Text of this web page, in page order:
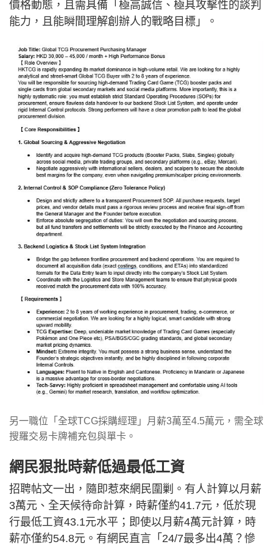
價格動態，且需具備「極高誠信、極具攻擊性的談判
能力，且能瞬間理解創辦人的戰略目標」。
另一職位「全球TCG採購經理」月薪3萬至4.5萬元，需全球
搜羅交易卡牌補充包與單卡。
網民狠批時薪低過最低工資
招聘帖文一出，隨即惹來網民圍剿。有人計算以月薪
3萬元、全天候待命計算，時薪僅約41.7元，低於現
行最低工資43.1元水平；即使以月薪4萬元計算，時
薪亦僅約54.8元。有網民直言「24/7最多出4萬？慘